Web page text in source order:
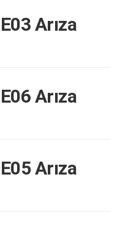
Arıza
Arıza
Arıza